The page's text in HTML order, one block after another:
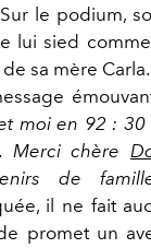
le podium,
lui sied
sa mère
moi en 92 : 30
Merci chère
de
il ne fait
promet un